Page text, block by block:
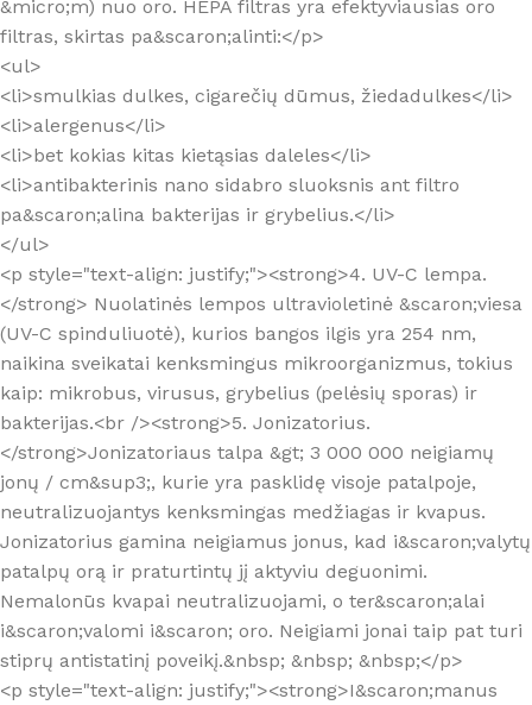
&micro;m) nuo oro. HEPA filtras yra efektyviausias oro
filtras, skirtas pa&scaron;alinti:</p>
<ul>
<li>smulkias dulkes, cigarečių dūmus, žiedadulkes</li>
<li>alergenus</li>
<li>bet kokias kitas kietąsias daleles</li>
<li>antibakterinis nano sidabro sluoksnis ant filtro
pa&scaron;alina bakterijas ir grybelius.</li>
</ul>
<p style="text-align: justify;"><strong>4. UV-C lempa.
</strong> Nuolatinės lempos ultravioletinė &scaron;viesa
(UV-C spinduliuotė), kurios bangos ilgis yra 254 nm,
naikina sveikatai kenksmingus mikroorganizmus, tokius
kaip: mikrobus, virusus, grybelius (pelėsių sporas) ir
bakterijas.<br /><strong>5. Jonizatorius.
</strong>Jonizatoriaus talpa &gt; 3 000 000 neigiamų
jonų / cm&sup3;, kurie yra pasklidę visoje patalpoje,
neutralizuojantys kenksmingas medžiagas ir kvapus.
Jonizatorius gamina neigiamus jonus, kad i&scaron;valytų
patalpų orą ir praturtintų jį aktyviu deguonimi.
Nemalonūs kvapai neutralizuojami, o ter&scaron;alai
i&scaron;valomi i&scaron; oro. Neigiami jonai taip pat turi
stiprų antistatinį poveikį.&nbsp; &nbsp; &nbsp;</p>
<p style="text-align: justify;"><strong>I&scaron;manus